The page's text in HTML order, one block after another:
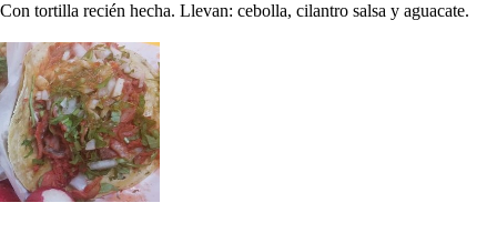
Con tortilla recién hecha. Llevan: cebolla, cilantro salsa y aguacate.